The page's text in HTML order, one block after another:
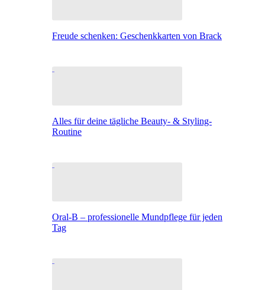
Freude schenken: Geschenkkarten von Brack
Alles für deine tägliche Beauty- & Styling-
Routine
Oral-B – professionelle Mundpflege für jeden
Tag